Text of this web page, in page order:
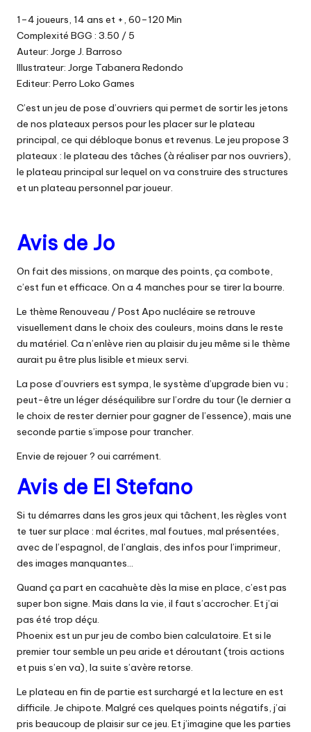
1–4 joueurs, 14 ans et +, 60–120 Min
Complexité BGG : 3.50 / 5
Auteur: Jorge J. Barroso
Illustrateur: Jorge Tabanera Redondo
Editeur: Perro Loko Games
C’est un jeu de pose d’ouvriers qui permet de sortir les jetons
de nos plateaux persos pour les placer sur le plateau
principal, ce qui débloque bonus et revenus. Le jeu propose 3
plateaux : le plateau des tâches (à réaliser par nos ouvriers),
le plateau principal sur lequel on va construire des structures
et un plateau personnel par joueur.
Avis de Jo
On fait des missions, on marque des points, ça combote,
c’est fun et efficace. On a 4 manches pour se tirer la bourre.
Le thème Renouveau / Post Apo nucléaire se retrouve
visuellement dans le choix des couleurs, moins dans le reste
du matériel. Ca n’enlève rien au plaisir du jeu même si le thème
aurait pu être plus lisible et mieux servi.
La pose d’ouvriers est sympa, le système d’upgrade bien vu ;
peut-être un léger déséquilibre sur l’ordre du tour (le dernier a
le choix de rester dernier pour gagner de l’essence), mais une
seconde partie s’impose pour trancher.
Envie de rejouer ? oui carrément.
Avis de El Stefano
Si tu démarres dans les gros jeux qui tâchent, les règles vont
te tuer sur place : mal écrites, mal foutues, mal présentées,
avec de l’espagnol, de l’anglais, des infos pour l’imprimeur,
des images manquantes…
Quand ça part en cacahuète dès la mise en place, c’est pas
super bon signe. Mais dans la vie, il faut s’accrocher. Et j’ai
pas été trop déçu.
Phoenix est un pur jeu de combo bien calculatoire. Et si le
premier tour semble un peu aride et déroutant (trois actions
et puis s’en va), la suite s’avère retorse.
Le plateau en fin de partie est surchargé et la lecture en est
difficile. Je chipote. Malgré ces quelques points négatifs, j’ai
pris beaucoup de plaisir sur ce jeu. Et j’imagine que les parties